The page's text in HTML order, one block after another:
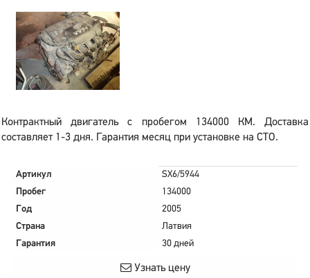
Контрактный двигатель с пробегом 134000 КМ. Доставка
составляет 1-3 дня. Гарантия месяц при установке на СТО.
Артикул
SX6/5944
Пробег
134000
Год
2005
Страна
Латвия
Гарантия
30 дней
Узнать цену